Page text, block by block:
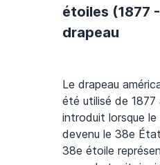
étoiles (1877
drapeau
Le drapeau
été utilisé de
introduit lorsque
devenu le 38e
38e étoile